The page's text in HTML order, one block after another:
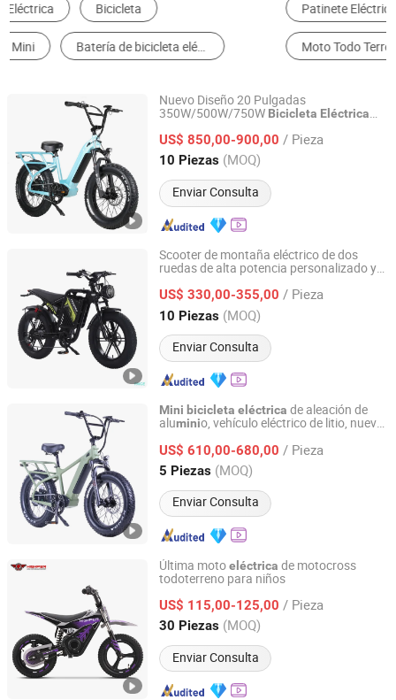
Patinete Eléctrico Motocicleta Eléctrica
Moto Todo Terreno Motocicleta
Nuevo Diseño 20 Pulgadas
350W/500W/750W Bicicleta Eléctrica
Única
US$ 850,00-900,00 / Pieza
10 Piezas (MOQ)
Enviar Consulta
Changzhou Merry Ebike Co., Ltd.
Jiangsu, China Desde 2022
Scooter de montaña eléctrico de dos
ruedas de alta potencia personalizado y
500W 800W 48VMinivehículo eléctrico
US$ 330,00-355,00 / Pieza
10 Piezas (MOQ)
Enviar Consulta
Qingdao Pusen Technology Co., Ltd.
Shandong, China Desde 2019
Mini bicicleta eléctrica de aleación de
aluminio, vehículo eléctrico de litio, nuevo
fat tire
US$ 610,00-680,00 / Pieza
5 Piezas (MOQ)
Enviar Consulta
Changzhou Merry Ebike Co., Ltd.
Jiangsu, China Desde 2022
Última motoeléctrica de motocross
todoterreno para niños
US$ 115,00-125,00 / Pieza
30 Piezas (MOQ)
Enviar Consulta
WUYI QIDE INDUSTRY AND TRADE CO., LTD.
Zhejiang, China Desde 2023